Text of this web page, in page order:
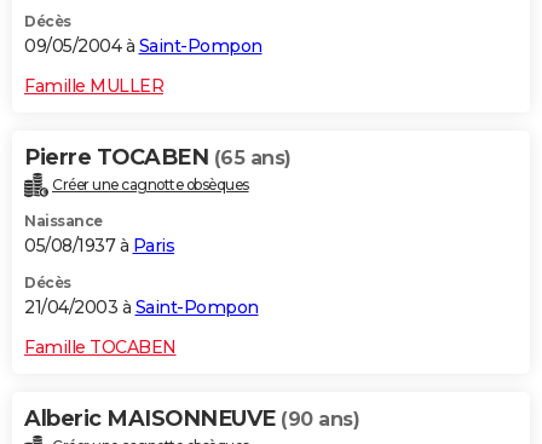
Décès
09/05/2004 à Saint-Pompon
Famille MULLER
Pierre TOCABEN (65 ans)
Créer une cagnotte obsèques
Naissance
05/08/1937 à Paris
Décès
21/04/2003 à Saint-Pompon
Famille TOCABEN
Alberic MAISONNEUVE (90 ans)